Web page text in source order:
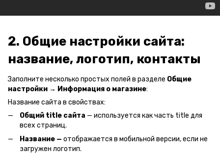
2. Общие настройки сайта:
название, логотип, контакты
Заполните несколько простых полей в разделе Общие
настройки → Информация о магазине:
Название сайта в свойствах:
Общий title сайта — используется как часть title для
всех страниц.
Название — отображается в мобильной версии, если не
загружен логотип.